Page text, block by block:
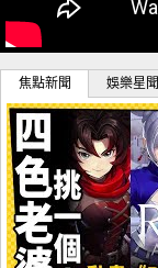
焦點新聞 娛樂星聞